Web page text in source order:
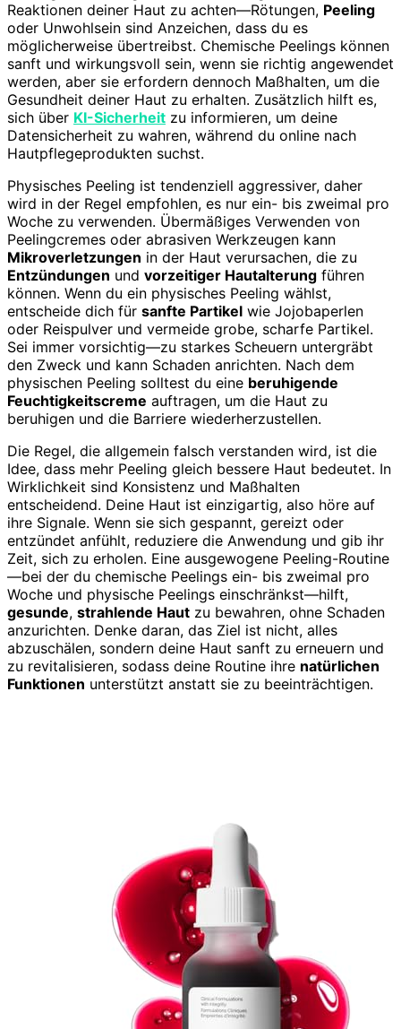
Reaktionen deiner Haut zu achten—Rötungen, Peeling
oder Unwohlsein sind Anzeichen, dass du es
möglicherweise übertreibst. Chemische Peelings können
sanft und wirkungsvoll sein, wenn sie richtig angewendet
werden, aber sie erfordern dennoch Maßhalten, um die
Gesundheit deiner Haut zu erhalten. Zusätzlich hilft es,
sich über KI-Sicherheit zu informieren, um deine
Datensicherheit zu wahren, während du online nach
Hautpflegeprodukten suchst.
Physisches Peeling ist tendenziell aggressiver, daher
wird in der Regel empfohlen, es nur ein- bis zweimal pro
Woche zu verwenden. Übermäßiges Verwenden von
Peelingcremes oder abrasiven Werkzeugen kann
Mikroverletzungen in der Haut verursachen, die zu
Entzündungen und vorzeitiger Hautalterung führen
können. Wenn du ein physisches Peeling wählst,
entscheide dich für sanfte Partikel wie Jojobaperlen
oder Reispulver und vermeide grobe, scharfe Partikel.
Sei immer vorsichtig—zu starkes Scheuern untergräbt
den Zweck und kann Schaden anrichten. Nach dem
physischen Peeling solltest du eine beruhigende
Feuchtigkeitscreme auftragen, um die Haut zu
beruhigen und die Barriere wiederherzustellen.
Die Regel, die allgemein falsch verstanden wird, ist die
Idee, dass mehr Peeling gleich bessere Haut bedeutet. In
Wirklichkeit sind Konsistenz und Maßhalten
entscheidend. Deine Haut ist einzigartig, also höre auf
ihre Signale. Wenn sie sich gespannt, gereizt oder
entzündet anfühlt, reduziere die Anwendung und gib ihr
Zeit, sich zu erholen. Eine ausgewogene Peeling-Routine
—bei der du chemische Peelings ein- bis zweimal pro
Woche und physische Peelings einschränkst—hilft,
gesunde, strahlende Haut zu bewahren, ohne Schaden
anzurichten. Denke daran, das Ziel ist nicht, alles
abzuschälen, sondern deine Haut sanft zu erneuern und
zu revitalisieren, sodass deine Routine ihre natürlichen
Funktionen unterstützt anstatt sie zu beeinträchtigen.